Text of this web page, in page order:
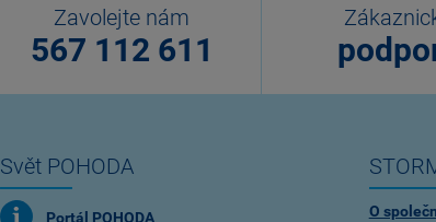
Zavolejte nám
567 112 611
Svět POHODA
Portál POHODA O